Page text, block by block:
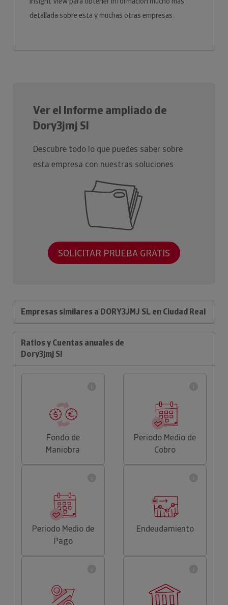
detallada sobre esta y muchas otras empresas.
Ver el Informe ampliado de
Dory3jmj Sl
Descubre todo lo que puedes saber sobre
esta empresa con nuestras soluciones
SOLICITAR PRUEBA GRATIS
Empresas similares a DORY3JMJ SL en Ciudad Real
Ratios y Cuentas anuales de
Dory3jmj Sl
Fondo de
Maniobra
Periodo Medio de
Cobro
Periodo Medio de
Pago
Endeudamiento